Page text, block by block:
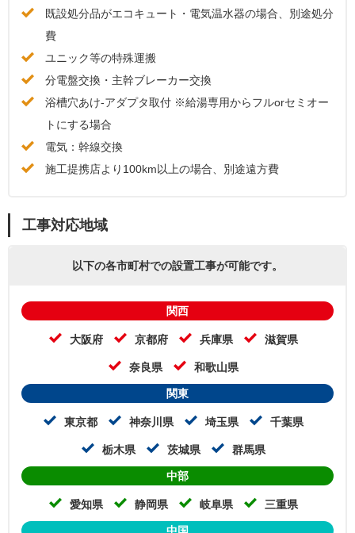
既設処分品がエコキュート・電気温水器の場合、別途処分
費
ユニック等の特殊運搬
分電盤交換・主幹ブレーカー交換
浴槽穴あけ-アダプタ取付 ※給湯専用からフルorセミオー
トにする場合
電気：幹線交換
施工提携店より100km以上の場合、別途遠方費
工事対応地域
以下の各市町村での設置工事が可能です。
関西
大阪府 京都府 兵庫県 滋賀県
奈良県 和歌山県
関東
東京都 神奈川県 埼玉県 千葉県
栃木県 茨城県 群馬県
中部
愛知県 静岡県 岐阜県 三重県